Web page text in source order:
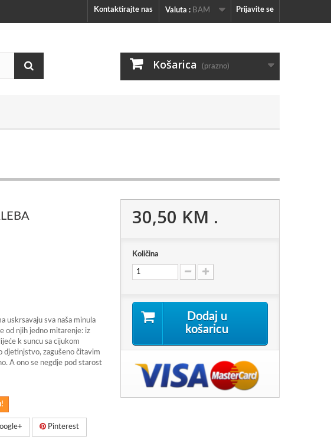
Prijavite se
Valuta : BAM
Kontaktirajte nas
Košarica (prazno)
uskrsavaju sva naša minula
od njih jedno mitarenje: iz
k suncu sa cijukom
djetinjstvo, zagušeno čitavim
A ono se negdje pod starost
Pinterest
30,50 KM .
Količina
Dodaj u
košaricu